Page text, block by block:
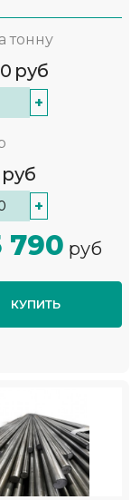
тонну
руб
+
руб
+
790 руб
КУПИТЬ